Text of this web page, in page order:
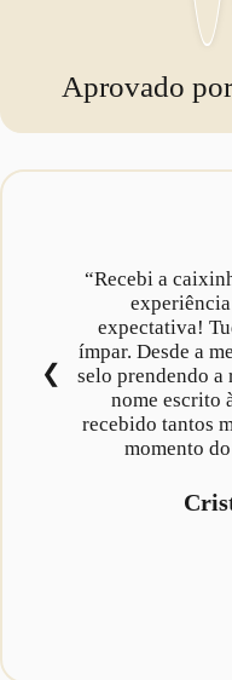
Aprovado
“Recebi a
expectativa!
ímpar. Desde a
selo prendendo
nome escrito
recebido tantos
momento